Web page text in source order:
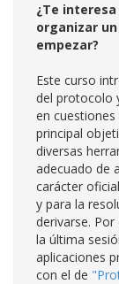
¿Te
organizar
empezar?
Este curso
del protocolo
en
principal
diversas
adecuado de
carácter
y para la
derivarse.
la última
aplicaciones
con el de